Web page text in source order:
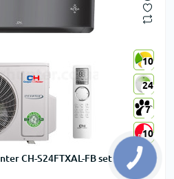
10
24
7
10
10
24
7
10
CH-S24FTXAL-FB set